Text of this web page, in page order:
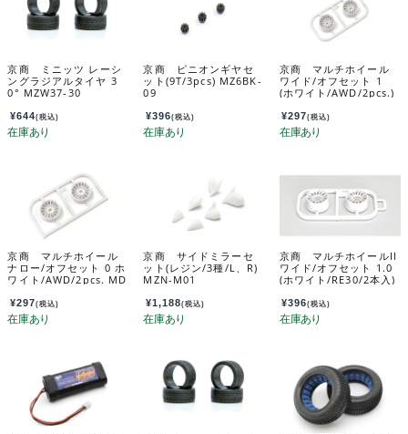
京商 ミニッツ レーシ
ングラジアルタイヤ 3
0° MZW37-30
¥644(税込)
京商 ピニオンギヤセ
ット(9T/3pcs) MZ6BK-
09
¥396(税込)
京商 マルチホイール
ワイド/オフセット 1
(ホワイト/AWD/2pcs.)
¥297(税込)
京商 マルチホイール
ナロー/オフセット 0 ホ
ワイト/AWD/2pcs. MD
¥297(税込)
京商 サイドミラーセ
ット(レジン/3種/L、R)
MZN-M01
¥1,188(税込)
京商 マルチホイールII
ワイド/オフセット 1.0
(ホワイト/RE30/2本入)
¥396(税込)